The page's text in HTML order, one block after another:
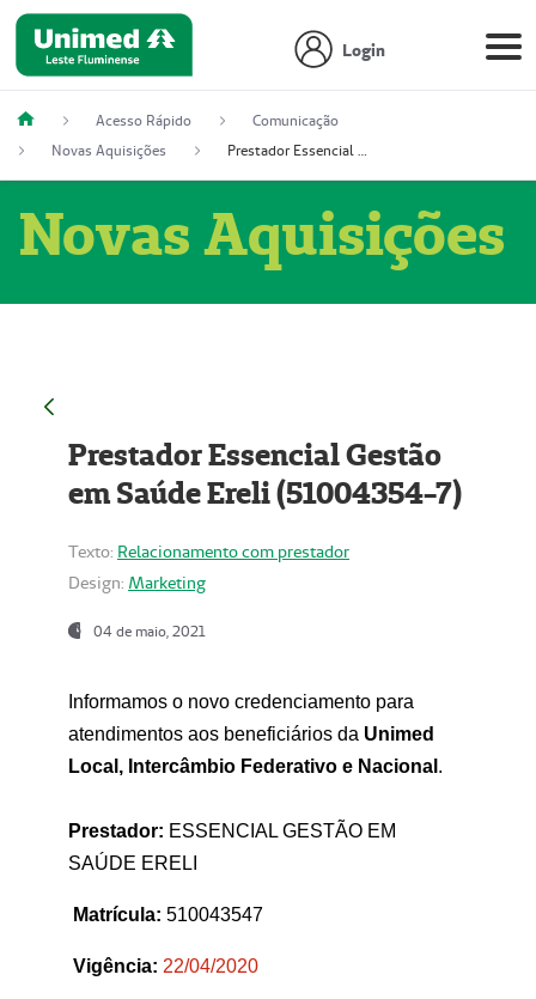
Login
Acesso Rápido
Comunicação
Novas Aquisições
Prestador Essencial Gestão em Saúde Ereli (51004354-7)
Novas Aquisições
Prestador Essencial Gestão
em Saúde Ereli (51004354-7)
Texto: Relacionamento com prestador
Design: Marketing
04 de maio, 2021
Informamos o novo credenciamento para
atendimentos aos beneficiários da Unimed
Local, Intercâmbio Federativo e Nacional .
Prestador: ESSENCIAL GESTÃO EM
SAÚDE ERELI
Matrícula: 510043547
Vigência: 22/04/2020